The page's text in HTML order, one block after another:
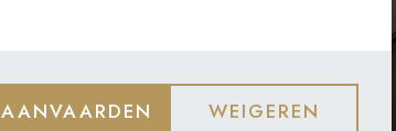
AANVAARDEN WEIGEREN